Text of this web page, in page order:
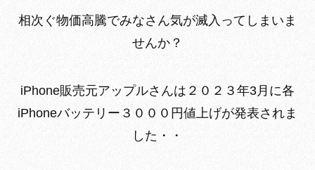
相次ぐ物価高騰でみなさん気が滅入ってしまいま
せんか？
iPhone販売元アップルさんは２０２３年3月に各
iPhoneバッテリー３０００円値上げが発表されま
した・・